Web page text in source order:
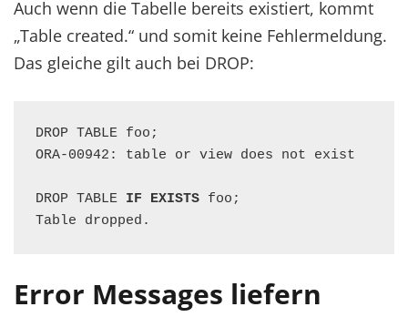
Auch wenn die Tabelle bereits existiert, kommt
„Table created.“ und somit keine Fehlermeldung.
Das gleiche gilt auch bei DROP:
DROP TABLE foo;
ORA-00942: table or view does not exist
DROP TABLE IF EXISTS foo;
Table dropped.
Error Messages liefern